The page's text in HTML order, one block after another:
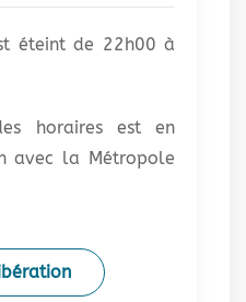
éteint de 22h00 à
horaires est en
avec la Métropole